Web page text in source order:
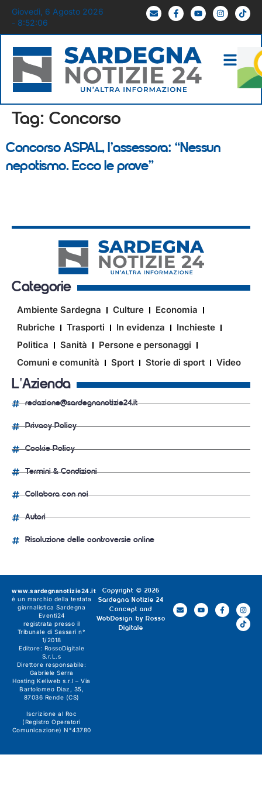
Giovedì, 6 Agosto 2026
- 8:52:06
Tag: Concorso
Concorso ASPAL, l’assessora: “Nessun
nepotismo. Ecco le prove”
Categorie
Ambiente Sardegna Culture
Economia
Rubriche
Trasporti In evidenza
Inchieste
Politica
Sanità
Persone e personaggi
Comuni e comunità
Sport Storie di sport Video
L'Azienda
redazione@sardegnanotizie24.it
Privacy Policy
Cookie Policy
Termini & Condizioni
Collabora con noi
Autori
Risoluzione delle controversie online
Copyright © 2026
Sardegna Notizie 24
Concept and
WebDesign by Rosso
Digitale
www.sardegnanotizie24.it
è un marchio della testata
giornalistica Sardegna
Eventi24
registrata presso il
Tribunale di Sassari n°
1/2018
Editore: RossoDigitale
S.r.L.s
Direttore responsabile:
Gabriele Serra
Hosting Keliweb s.r.l – Via
Bartolomeo Diaz, 35,
87036 Rende (CS)
Iscrizione al Roc
(Registro Operatori
Comunicazione) N°43780